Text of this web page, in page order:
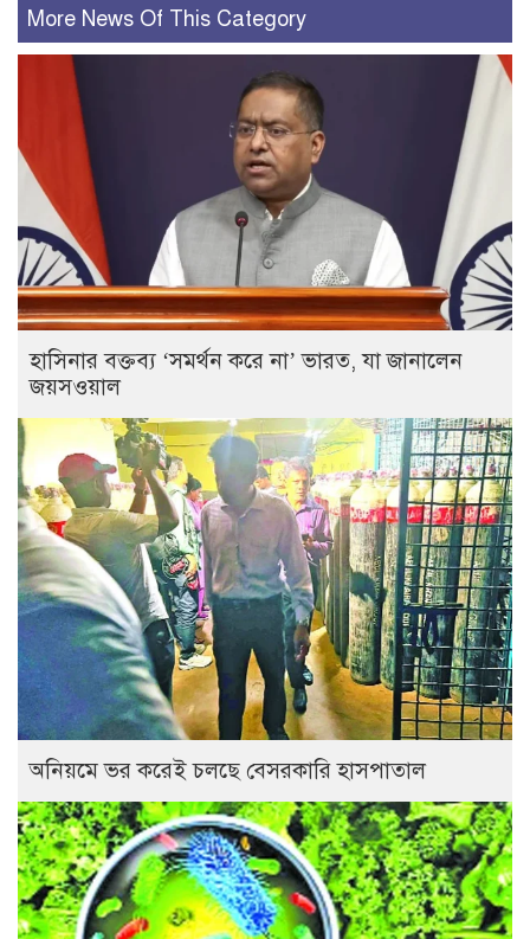
More News Of This Category
হাসিনার বক্তব্য ‘সমর্থন করে না’ ভারত, যা জানালেন
জয়সওয়াল
অনিয়মে ভর করেই চলছে বেসরকারি হাসপাতাল